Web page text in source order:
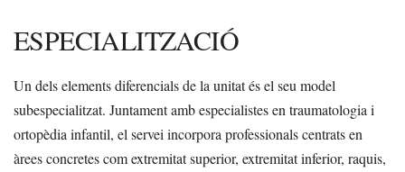
ESPECIALITZACIÓ
Un dels elements diferencials de la unitat és el seu model
subespecialitzat. Juntament amb especialistes en traumatologia i
ortopèdia infantil, el servei incorpora professionals centrats en
àrees concretes com extremitat superior, extremitat inferior, raquis,